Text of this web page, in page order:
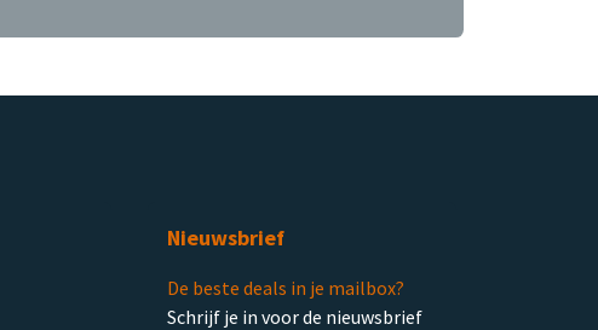
Nieuwsbrief
De beste deals in je mailbox?
Schrijf je in voor de nieuwsbrief